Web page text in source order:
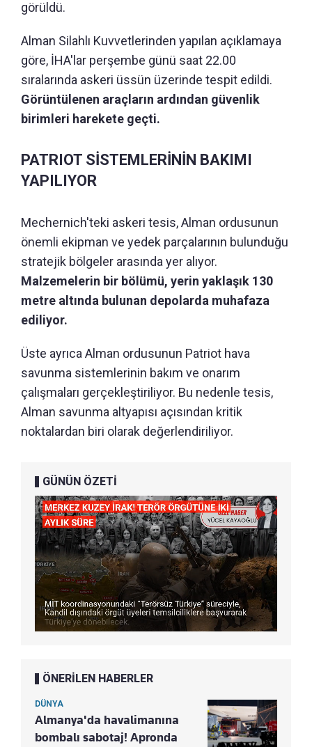
görüldü.
Alman Silahlı Kuvvetlerinden yapılan açıklamaya
göre, İHA'lar perşembe günü saat 22.00
sıralarında askeri üssün üzerinde tespit edildi.
Görüntülenen araçların ardından güvenlik
birimleri harekete geçti.
PATRIOT SİSTEMLERİNİN BAKIMI
YAPILIYOR
Mechernich'teki askeri tesis, Alman ordusunun
önemli ekipman ve yedek parçalarının bulunduğu
stratejik bölgeler arasında yer alıyor.
Malzemelerin bir bölümü, yerin yaklaşık 130
metre altında bulunan depolarda muhafaza
ediliyor.
Üste ayrıca Alman ordusunun Patriot hava
savunma sistemlerinin bakım ve onarım
çalışmaları gerçekleştiriliyor. Bu nedenle tesis,
Alman savunma altyapısı açısından kritik
noktalardan biri olarak değerlendiriliyor.
GÜNÜN ÖZETİ
ÖNERİLEN HABERLER
DÜNYA
Almanya'da havalimanına
bombalı sabotaj! Apronda